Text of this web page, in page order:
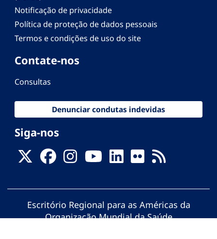
Notificação de privacidade
Política de proteção de dados pessoais
Termos e condições de uso do site
Contate-nos
Consultas
Denunciar condutas indevidas
Siga-nos
Escritório Regional para as Américas da
Organização Mundial da Saúde